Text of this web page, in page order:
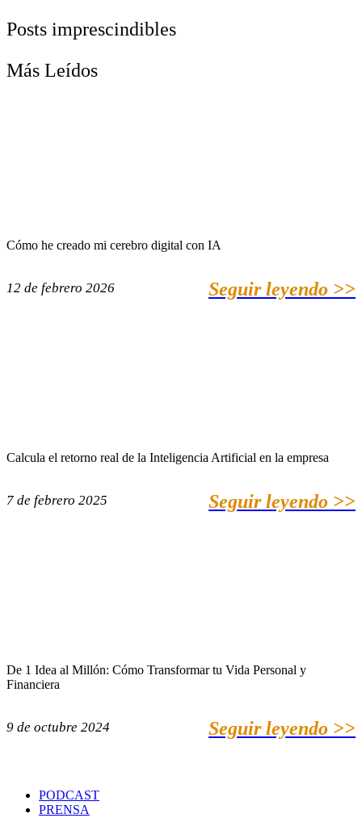
Posts imprescindibles
Más Leídos
Cómo he creado mi cerebro digital con IA
12 de febrero 2026 Seguir leyendo >>
Calcula el retorno real de la Inteligencia Artificial en la empresa
7 de febrero 2025 Seguir leyendo >>
De 1 Idea al Millón: Cómo Transformar tu Vida Personal y
Financiera
9 de octubre 2024 Seguir leyendo >>
PODCAST
PRENSA